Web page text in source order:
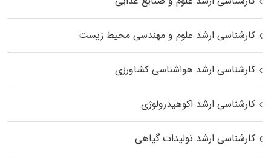
کارشناسی ارشد علوم و مهندسی محیط زیست
کارشناسی ارشد هواشناسی کشاورزی
کارشناسی ارشد اکوهیدرولوژی
کارشناسی ارشد تولیدات گیاهی